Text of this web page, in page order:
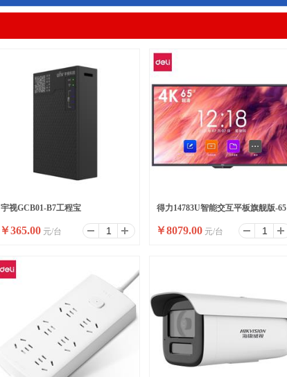
宇视GCB01-B7工程宝
￥365.00 元/台
得力14783U智能交互平板旗舰版-65
英寸裸产品(黑)(个)
￥8079.00 元/台